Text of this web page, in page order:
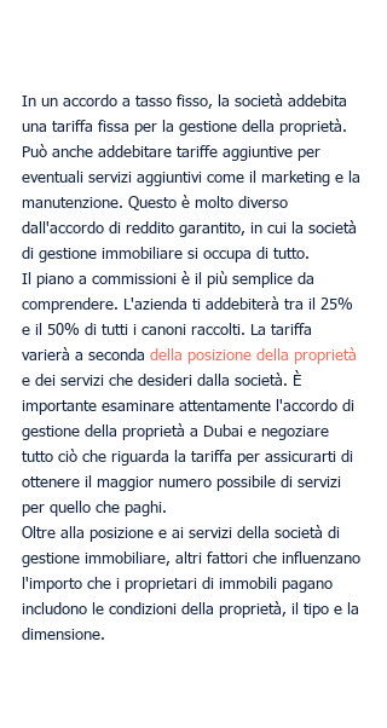
In un accordo a tasso fisso, la società addebita
una tariffa fissa per la gestione della proprietà.
Può anche addebitare tariffe aggiuntive per
eventuali servizi aggiuntivi come il marketing e la
manutenzione. Questo è molto diverso
dall'accordo di reddito garantito, in cui la società
di gestione immobiliare si occupa di tutto.
Il piano a commissioni è il più semplice da
comprendere. L'azienda ti addebiterà tra il 25%
e il 50% di tutti i canoni raccolti. La tariffa
varierà a seconda della posizione della proprietà
e dei servizi che desideri dalla società. È
importante esaminare attentamente l'accordo di
gestione della proprietà a Dubai e negoziare
tutto ciò che riguarda la tariffa per assicurarti di
ottenere il maggior numero possibile di servizi
per quello che paghi.
Oltre alla posizione e ai servizi della società di
gestione immobiliare, altri fattori che influenzano
l'importo che i proprietari di immobili pagano
includono le condizioni della proprietà, il tipo e la
dimensione.